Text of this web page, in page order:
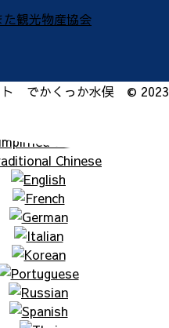
ト でかくっか水俣 © 2023